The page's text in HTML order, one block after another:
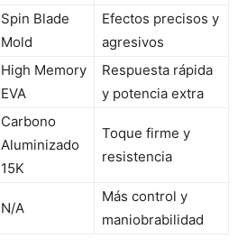
Spin Blade
Mold
Efectos precisos y
agresivos
High Memory
EVA
Respuesta rápida
y potencia extra
Carbono
Aluminizado
15K
Toque firme y
resistencia
N/A
Más control y
maniobrabilidad